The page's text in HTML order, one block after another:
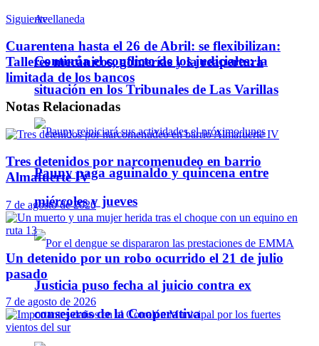
Continúa el conflicto de los judiciales: la
situación en los Tribunales de Las Varillas
Pauny paga aguinaldo y quincena entre
miércoles y jueves
Justicia puso fecha al juicio contra ex
consejeros de la Cooperativa
Siguiente
Cuarentena hasta el 26 de Abril: se flexibilizan:
Talleres mecánicos, gomerías y la reapertura
limitada de los bancos
Notas Relacionadas
Tres detenidos por narcomenudeo en barrio
Almafuerte IV
7 de agosto de 2026
Un detenido por un robo ocurrido el 21 de julio
pasado
7 de agosto de 2026